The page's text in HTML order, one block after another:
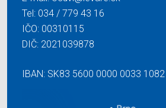
Tel: 034 / 779 43 16
IČO: 00310115
DIČ: 2021039878
IBAN: SK83 5600 0000 0033 1082